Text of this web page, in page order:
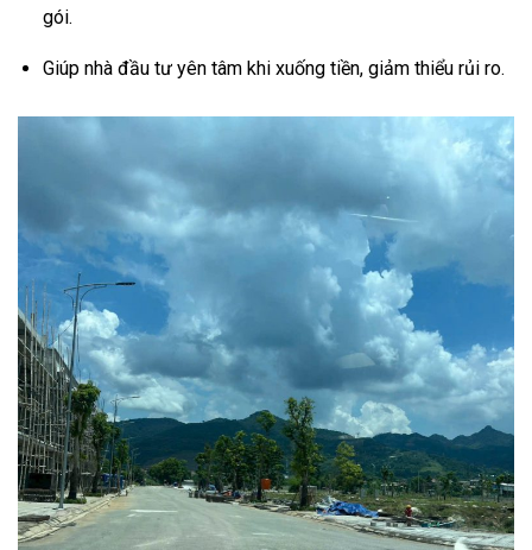
gói.
Giúp nhà đầu tư yên tâm khi xuống tiền, giảm thiểu rủi ro.